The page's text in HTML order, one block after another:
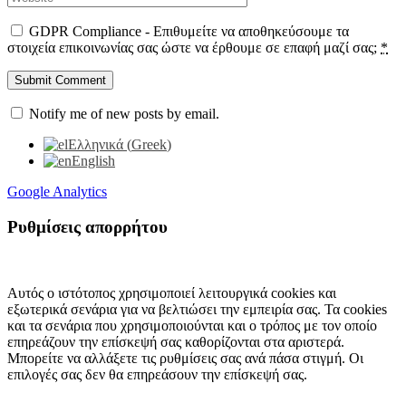
GDPR Compliance - Επιθυμείτε να αποθηκεύσουμε τα
στοιχεία επικοινωνίας σας ώστε να έρθουμε σε επαφή μαζί σας; *
Notify me of new posts by email.
Ελληνικά (Greek)
English
Google Analytics
Ρυθμίσεις απορρήτου
Αυτός ο ιστότοπος χρησιμοποιεί λειτουργικά cookies και
εξωτερικά σενάρια για να βελτιώσει την εμπειρία σας. Τα cookies
και τα σενάρια που χρησιμοποιούνται και ο τρόπος με τον οποίο
επηρεάζουν την επίσκεψή σας καθορίζονται στα αριστερά.
Μπορείτε να αλλάξετε τις ρυθμίσεις σας ανά πάσα στιγμή. Οι
επιλογές σας δεν θα επηρεάσουν την επίσκεψή σας.